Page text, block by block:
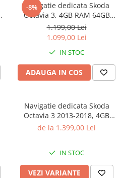
-8%
Navigatie dedicata Skoda
Octavia 3, 4GB RAM 64GB
ROM, Octacore, Android 14,
Display QLED 10",
Carplay&Android Auto, SIM
4G, Ventilator Activ
1.199,00 Lei
1.099,00 Lei
IN STOC
ADAUGA IN COS
Navigatie dedicata Skoda
Octavia 3 2013-2018, 4GB
RAM 32GB ROM, Octacore,
SIM 4G, Bluetooth, Ventilator
Activ
de la 1.399,00 Lei
IN STOC
VEZI VARIANTE